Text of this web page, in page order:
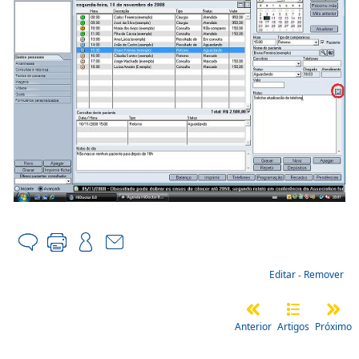
Editar- Remover
Anterior Artigos Próximo